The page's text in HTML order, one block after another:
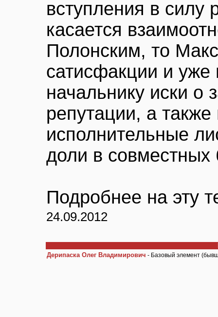
вступления в силу
касается
Полонским, то
сатисфакции и
начальнику иски о
репутации, а также
исполнительные
доли в совместных
Подробнее на эту
24.09.2012
Дерипаска Олег Владимирович - Базовый элемент